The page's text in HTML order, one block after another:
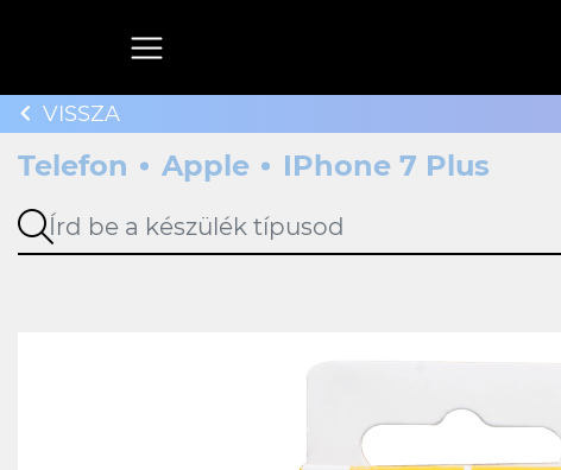
VISSZA
Telefon Apple IPhone 7 Plus